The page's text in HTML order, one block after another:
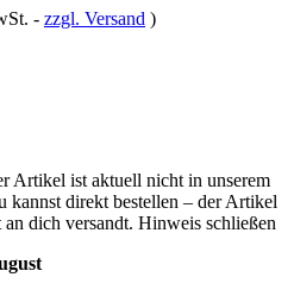
- zzgl. Versand )
Artikel ist aktuell nicht in unserem
kannst direkt bestellen – der Artikel
dich versandt. Hinweis schließen